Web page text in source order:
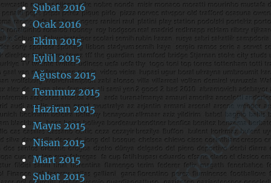
Şubat 2016
Ocak 2016
Ekim 2015
Eylül 2015
Ağustos 2015
Temmuz 2015
Haziran 2015
Mayıs 2015
Nisan 2015
Mart 2015
Şubat 2015